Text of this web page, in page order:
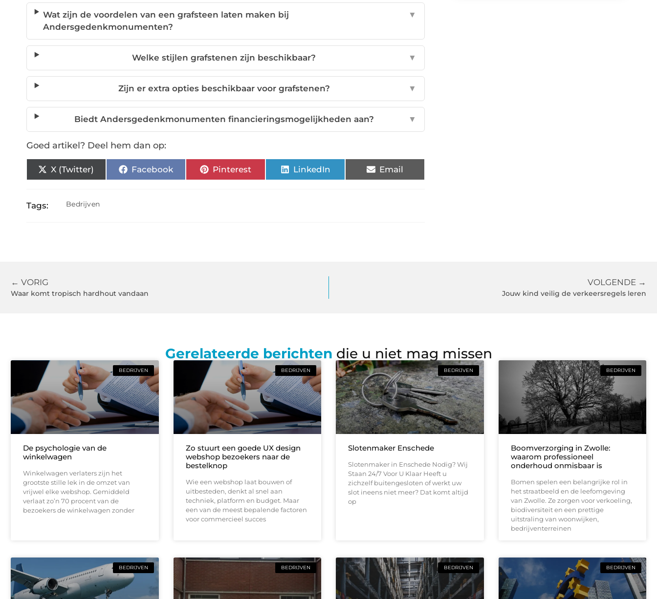
Wat zijn de voordelen van een grafsteen laten maken bij
Andersgedenkmonumenten?
▼
Welke stijlen grafstenen zijn beschikbaar? ▼
Zijn er extra opties beschikbaar voor grafstenen? ▼
Biedt Andersgedenkmonumenten financieringsmogelijkheden aan? ▼
Goed artikel? Deel hem dan op:
X (Twitter) Facebook Pinterest LinkedIn Email
Tags: Bedrijven
← VORIG
Waar komt tropisch hardhout vandaan
VOLGENDE →
Jouw kind veilig de verkeersregels leren
Gerelateerde berichten die u niet mag missen
BEDRIJVEN
De psychologie van de
winkelwagen
Winkelwagen verlaters zijn het
grootste stille lek in de omzet van
vrijwel elke webshop. Gemiddeld
verlaat zo’n 70 procent van de
bezoekers de winkelwagen zonder
BEDRIJVEN
Zo stuurt een goede UX design
webshop bezoekers naar de
bestelknop
Wie een webshop laat bouwen of
uitbesteden, denkt al snel aan
techniek, platform en budget. Maar
een van de meest bepalende factoren
voor commercieel succes
BEDRIJVEN
Slotenmaker Enschede
Slotenmaker in Enschede Nodig? Wij
Staan 24/7 Voor U Klaar Heeft u
zichzelf buitengesloten of werkt uw
slot ineens niet meer? Dat komt altijd
op
BEDRIJVEN
Boomverzorging in Zwolle:
waarom professioneel
onderhoud onmisbaar is
Bomen spelen een belangrijke rol in
het straatbeeld en de leefomgeving
van Zwolle. Ze zorgen voor verkoeling,
biodiversiteit en een prettige
uitstraling van woonwijken,
bedrijventerreinen
BEDRIJVEN BEDRIJVEN BEDRIJVEN BEDRIJVEN